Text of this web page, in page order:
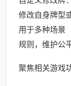
修改自身牌型
用于多种场景
规则，维护公
聚焦相关游戏